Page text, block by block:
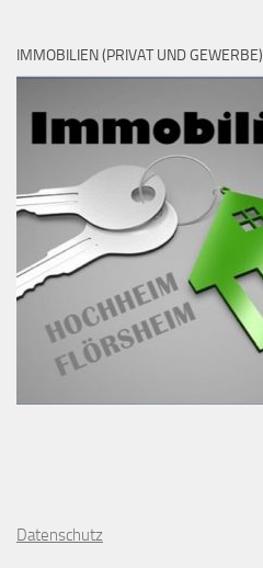
IMMOBILIEN (PRIVAT UND GEWERBE)
Datenschutz